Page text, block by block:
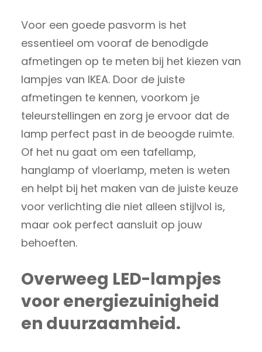
Voor een goede pasvorm is het
essentieel om vooraf de benodigde
afmetingen op te meten bij het kiezen van
lampjes van IKEA. Door de juiste
afmetingen te kennen, voorkom je
teleurstellingen en zorg je ervoor dat de
lamp perfect past in de beoogde ruimte.
Of het nu gaat om een tafellamp,
hanglamp of vloerlamp, meten is weten
en helpt bij het maken van de juiste keuze
voor verlichting die niet alleen stijlvol is,
maar ook perfect aansluit op jouw
behoeften.
Overweeg LED-lampjes
voor energiezuinigheid
en duurzaamheid.